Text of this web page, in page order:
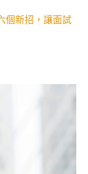
個新招，讓面試